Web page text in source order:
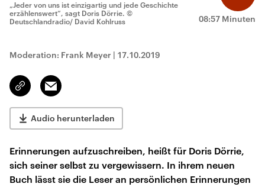
08:57 Minuten
„Jeder von uns ist einzigartig und jede Geschichte
erzählenswert“, sagt Doris Dörrie. ©
Deutschlandradio/ David Kohlruss
Moderation: Frank Meyer | 17.10.2019
Link
kopieren/teilen
Email
Audio herunterladen
Erinnerungen aufzuschreiben, heißt für Doris Dörrie,
sich seiner selbst zu vergewissern. In ihrem neuen
Buch lässt sie die Leser an persönlichen Erinnerungen